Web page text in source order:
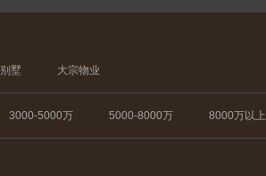
别墅 大宗物业
3000-5000万 5000-8000万 8000万以上